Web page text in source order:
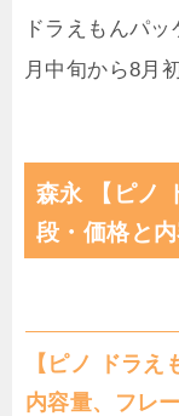
ドラえもんパ
月中旬から8月
森永 【ピノ
段・価格と
【ピノ ドラ
内容量、フレ